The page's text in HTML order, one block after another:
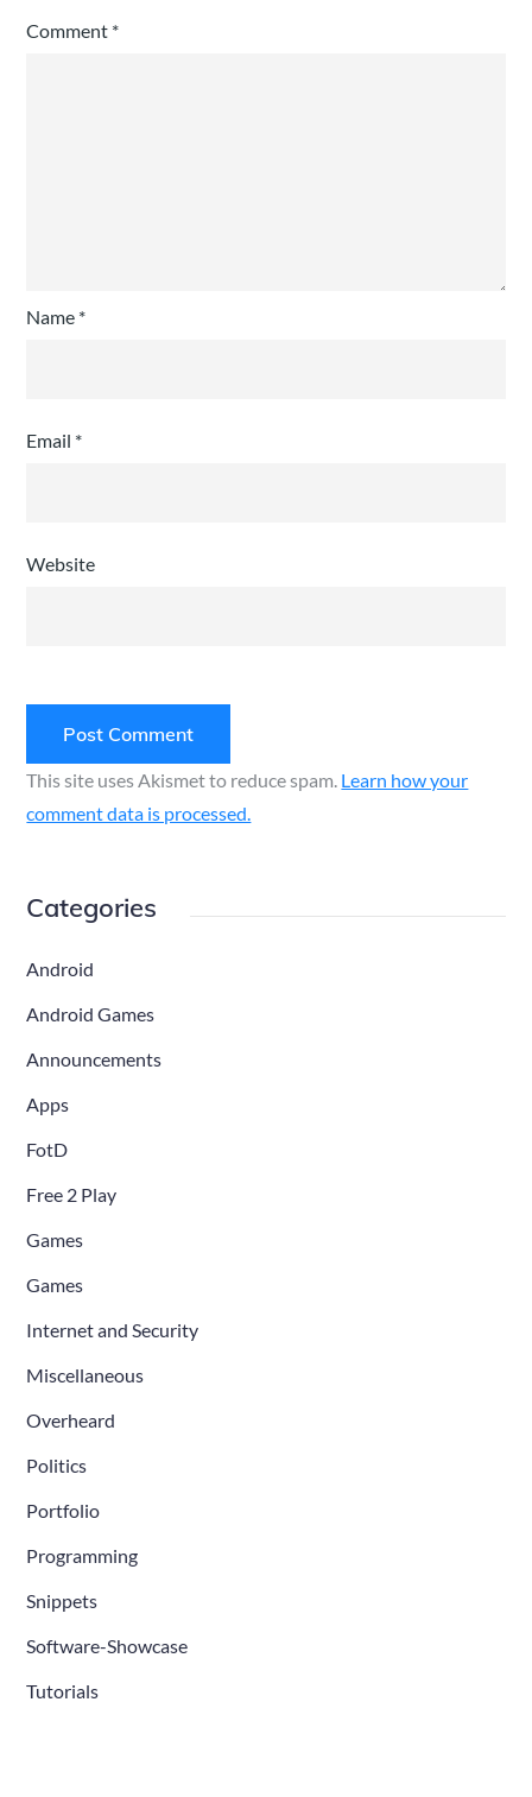
Comment *
Name *
Email *
Website
This site uses Akismet to reduce spam. Learn how your
comment data is processed.
Categories
Android
Android Games
Announcements
Apps
FotD
Free 2 Play
Games
Games
Internet and Security
Miscellaneous
Overheard
Politics
Portfolio
Programming
Snippets
Software-Showcase
Tutorials